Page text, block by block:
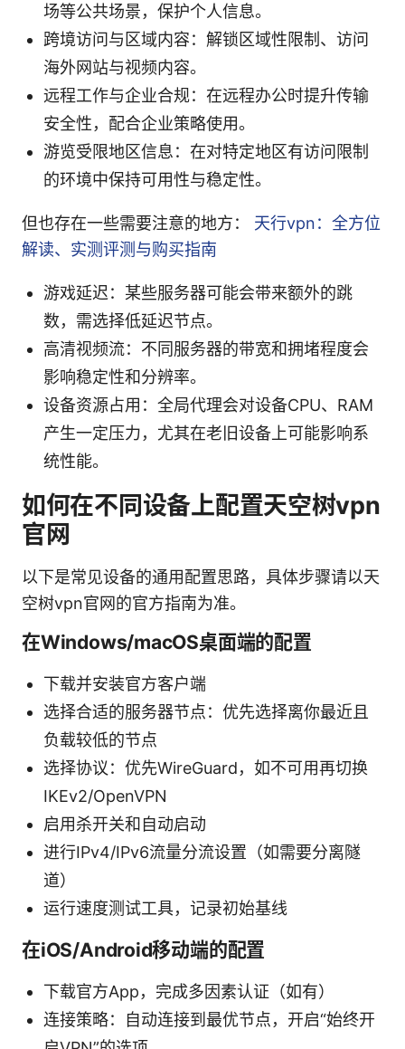
场等公共场景，保护个人信息。
跨境访问与区域内容：解锁区域性限制、访问
海外网站与视频内容。
远程工作与企业合规：在远程办公时提升传输
安全性，配合企业策略使用。
游览受限地区信息：在对特定地区有访问限制
的环境中保持可用性与稳定性。
但也存在一些需要注意的地方： 天行vpn：全方位
解读、实测评测与购买指南
游戏延迟：某些服务器可能会带来额外的跳
数，需选择低延迟节点。
高清视频流：不同服务器的带宽和拥堵程度会
影响稳定性和分辨率。
设备资源占用：全局代理会对设备CPU、RAM
产生一定压力，尤其在老旧设备上可能影响系
统性能。
如何在不同设备上配置天空树vpn
官网
以下是常见设备的通用配置思路，具体步骤请以天
空树vpn官网的官方指南为准。
在Windows/macOS桌面端的配置
下载并安装官方客户端
选择合适的服务器节点：优先选择离你最近且
负载较低的节点
选择协议：优先WireGuard，如不可用再切换
IKEv2/OpenVPN
启用杀开关和自动启动
进行IPv4/IPv6流量分流设置（如需要分离隧
道）
运行速度测试工具，记录初始基线
在iOS/Android移动端的配置
下载官方App，完成多因素认证（如有）
连接策略：自动连接到最优节点，开启“始终开